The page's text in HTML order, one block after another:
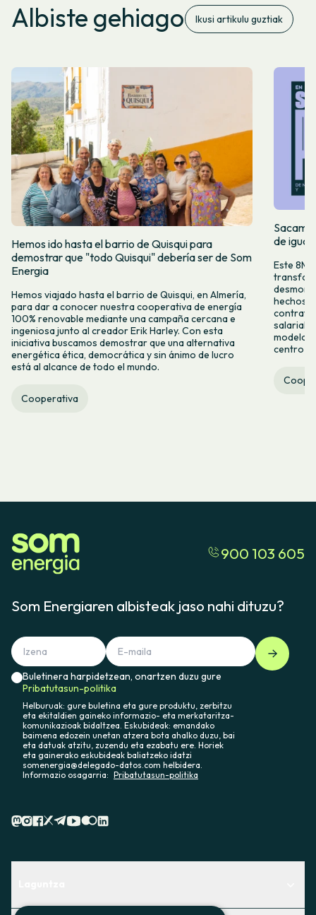
Albiste gehiago Ikusi artikulu guztiak
Hemos ido hasta el barrio de Quisqui para
demostrar que "todo Quisqui" debería ser de Som
Energia
Hemos viajado hasta el barrio de Quisqui, en Almería,
para dar a conocer nuestra cooperativa de energía
100% renovable mediante una campaña cercana e
ingeniosa junto al creador Erik Harley. Con esta
iniciativa buscamos demostrar que una alternativa
energética ética, democrática y sin ánimo de lucro
está al alcance de todo el mundo.
Cooperativa
de
Este 8M,
hechos y
salarial y
modelo
centro
900 103 605
Som Energiaren albisteak jaso nahi dituzu?
Buletinera harpidetzean, onartzen duzu gure
Pribatutasun-politika
Helburuak: gure buletina eta gure produktu, zerbitzu
eta ekitaldien gaineko informazio- eta merkataritza-
komunikazioak bidaltzea. Eskubideak: emandako
baimena edozein unetan atzera bota ahalko duzu, bai
eta datuak atzitu, zuzendu eta ezabatu ere. Horiek
eta gainerako eskubideak baliatzeko idatzi
somenergia@delegado-datos.com helbidera.
Informazio osagarria: Pribatutasun-politika